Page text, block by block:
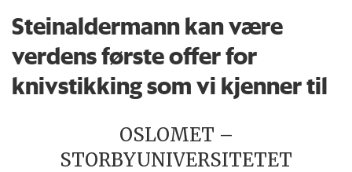
Steinaldermann kan være
verdens første offer for
knivstikking som vi kjenner til
OSLOMET –
STORBYUNIVERSITETET